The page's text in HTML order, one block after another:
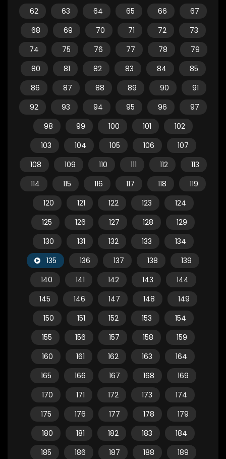
62 63 64 65 66
67
68
69 70 71 72
73
74
75 76 77 78
79
80
81 82 83 84
85
86
87 88 89 90
91
92
93 94 95 96
97
98
99 100 101
102
103
104 105 106
107
108
109 110 111 112
113
114
115 116 117 118
119
120
121 122 123
124
125
126 127 128
129
130
131 132 133
134
135
136 137 138
139
140
141 142 143
144
145
146 147 148
149
150
151 152 153
154
155
156 157 158
159
160
161 162 163
164
165
166 167 168
169
170
171 172 173
174
175
176 177 178
179
180
181 182 183
184
185
186 187 188
189